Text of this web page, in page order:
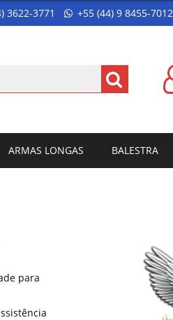
3622-3771 +55 (44) 9 8455-7012
ARMAS LONGAS BALESTRA
para